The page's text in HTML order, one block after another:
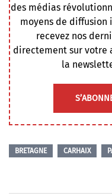
des médias
moyens de diffusion
recevez nos
directement sur votre
la
BRETAGNE CARHAIX